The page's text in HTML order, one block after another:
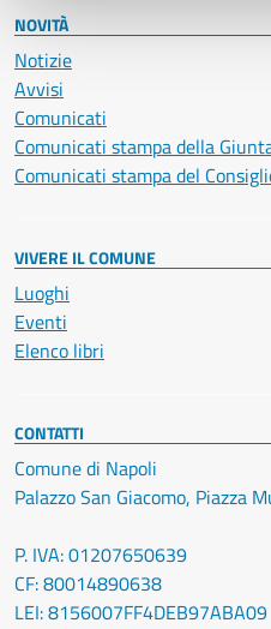
NOVITÀ
Notizie
Avvisi
Comunicati
Comunicati stampa della
Comunicati stampa del
VIVERE IL COMUNE
Luoghi
Eventi
Elenco libri
CONTATTI
Comune di Napoli
Palazzo San Giacomo, Piazza
P. IVA: 01207650639
CF: 80014890638
LEI: 8156007FF4DEB97ABA09